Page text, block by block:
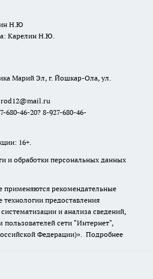
Н.Ю
Карелин Н.Ю.
Марий Эл, г. Йошкар-Ола, ул.
680-46-20? 8-927-680-46-
16+.
и обработки персональных данных
рекомендательные
предоставления
и анализа сведений,
сети "Интернет",
Федерации)». Подробнее